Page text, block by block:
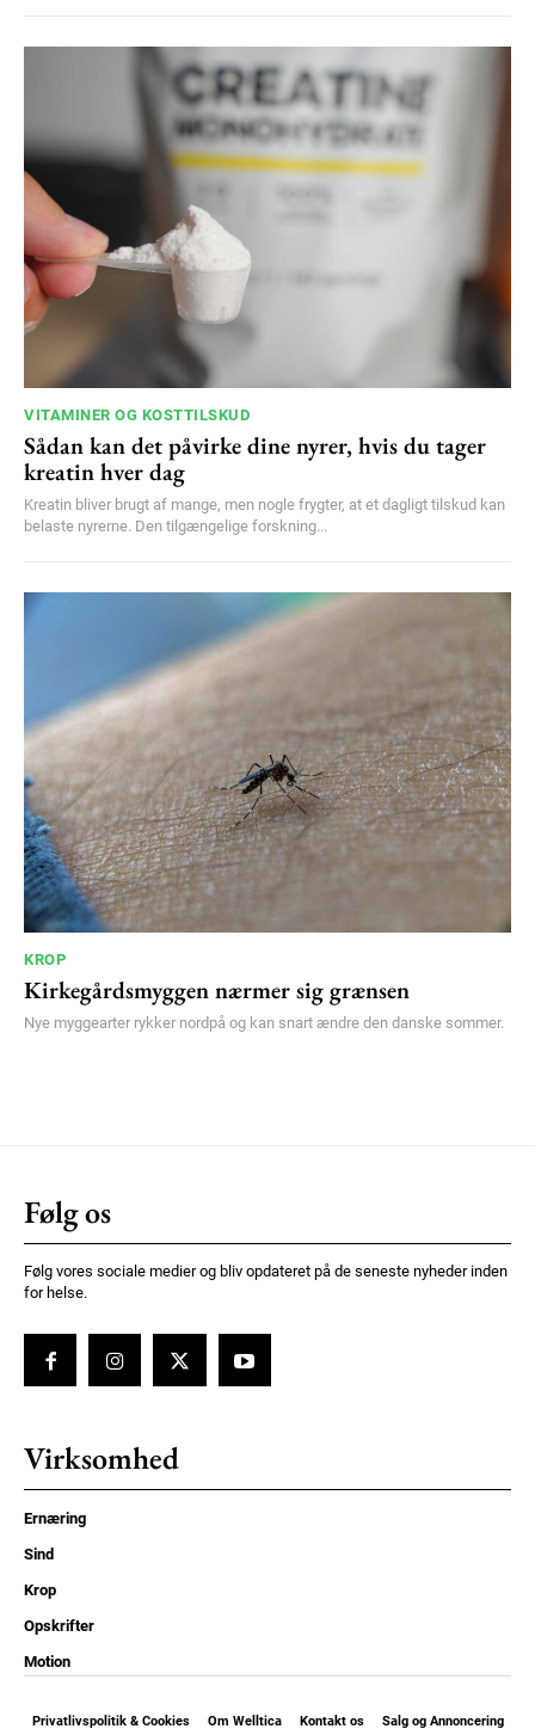
VITAMINER OG KOSTTILSKUD
Sådan kan det påvirke dine nyrer, hvis du tager
kreatin hver dag
Kreatin bliver brugt af mange, men nogle frygter, at et dagligt tilskud kan
belaste nyrerne. Den tilgængelige forskning...
KROP
Kirkegårdsmyggen nærmer sig grænsen
Nye myggearter rykker nordpå og kan snart ændre den danske sommer.
Følg os
Følg vores sociale medier og bliv opdateret på de seneste nyheder inden
for helse.
Virksomhed
Ernæring
Sind
Krop
Opskrifter
Motion
Privatlivspolitik & Cookies Om Welltica Kontakt os Salg og Annoncering